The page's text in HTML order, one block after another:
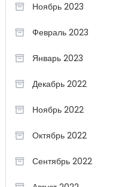
Ноябрь 2023
Февраль 2023
Январь 2023
Декабрь 2022
Ноябрь 2022
Октябрь 2022
Сентябрь 2022